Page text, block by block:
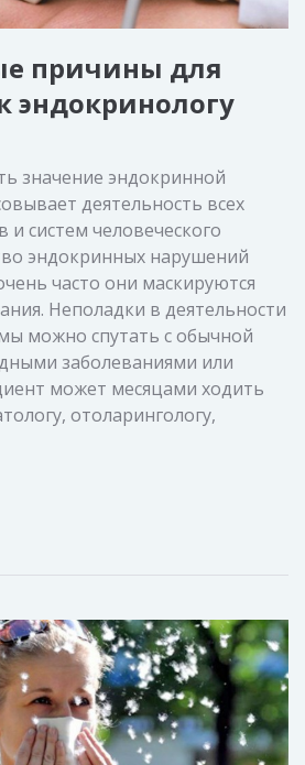
причины для
эндокринологу
значение эндокринной
деятельность всех
и систем человеческого
эндокринных нарушений
часто они маскируются
Неполадки в деятельности
можно спутать с обычной
заболеваниями или
может месяцами ходить
отоларингологу,